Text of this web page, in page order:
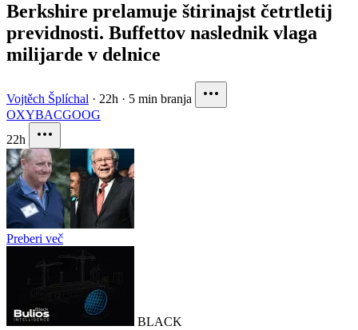
Berkshire prelamuje štirinajst četrtletij
previdnosti. Buffettov naslednik vlaga
milijarde v delnice
Vojtěch Šplíchal · 22h · 5 min branja
OXYBACGOOG
22h
Preberi več
BLACK